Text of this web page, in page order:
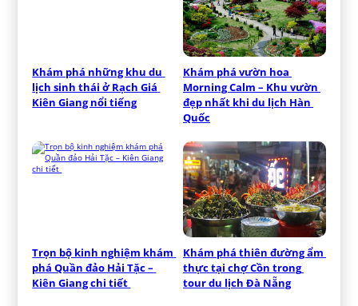
Khám phá những khu du
lịch sinh thái ở Rạch Giá
Kiên Giang nổi tiếng
Khám phá vườn hoa
Morning Calm – Khu vườn
đẹp nhất khi du lịch Hàn
Quốc
Trọn bộ kinh nghiệm khám
phá Quần đảo Hải Tặc –
Kiên Giang chi tiết
Khám phá thiên đường ẩm
thực tại chợ Cồn trong
tour du lịch Đà Nẵng